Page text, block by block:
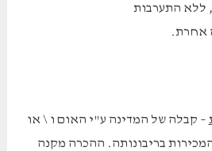
ללא התערבות
אחרת.
– קבלה של המדינה ע"י האום ו \ או
בריבונותה. ההכרה מקנה